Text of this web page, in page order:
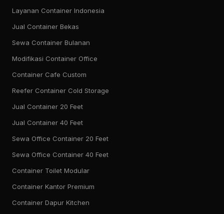
Layanan Container Indonesia
Jual Container Bekas
Sewa Container Bulanan
Modifikasi Container Office
Container Cafe Custom
Reefer Container Cold Storage
Jual Container 20 Feet
Jual Container 40 Feet
Sewa Office Container 20 Feet
Sewa Office Container 40 Feet
Container Toilet Modular
Container Kantor Premium
Container Dapur Kitchen